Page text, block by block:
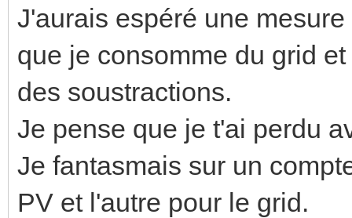
J'aurais espéré une
que je consomme du grid
des soustractions.
Je pense que je t'ai perdu
Je fantasmais sur un
PV et l'autre pour le grid.